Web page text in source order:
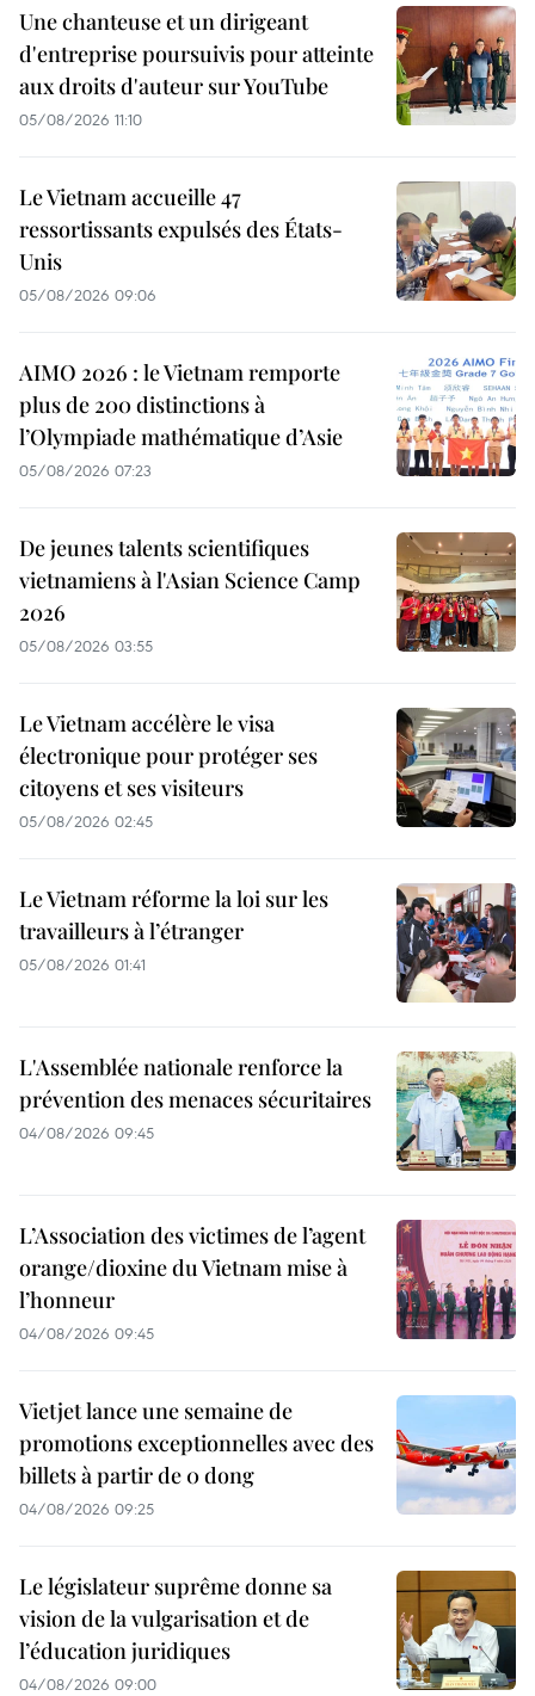
Une chanteuse et un dirigeant
d'entreprise poursuivis pour atteinte
aux droits d'auteur sur YouTube
05/08/2026 11:10
Le Vietnam accueille 47
ressortissants expulsés des États-
Unis
05/08/2026 09:06
AIMO 2026 : le Vietnam remporte
plus de 200 distinctions à
l’Olympiade mathématique d’Asie
05/08/2026 07:23
De jeunes talents scientifiques
vietnamiens à l'Asian Science Camp
2026
05/08/2026 03:55
Le Vietnam accélère le visa
électronique pour protéger ses
citoyens et ses visiteurs
05/08/2026 02:45
Le Vietnam réforme la loi sur les
travailleurs à l’étranger
05/08/2026 01:41
L'Assemblée nationale renforce la
prévention des menaces sécuritaires
04/08/2026 09:45
L’Association des victimes de l’agent
orange/dioxine du Vietnam mise à
l’honneur
04/08/2026 09:45
Vietjet lance une semaine de
promotions exceptionnelles avec des
billets à partir de 0 dong
04/08/2026 09:25
Le législateur suprême donne sa
vision de la vulgarisation et de
l’éducation juridiques
04/08/2026 09:00